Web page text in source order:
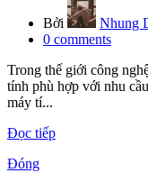
Bởi
Nhung
0 comments
Trong thế giới công
tính phù hợp với nhu
máy tí...
Đọc tiếp
Đóng